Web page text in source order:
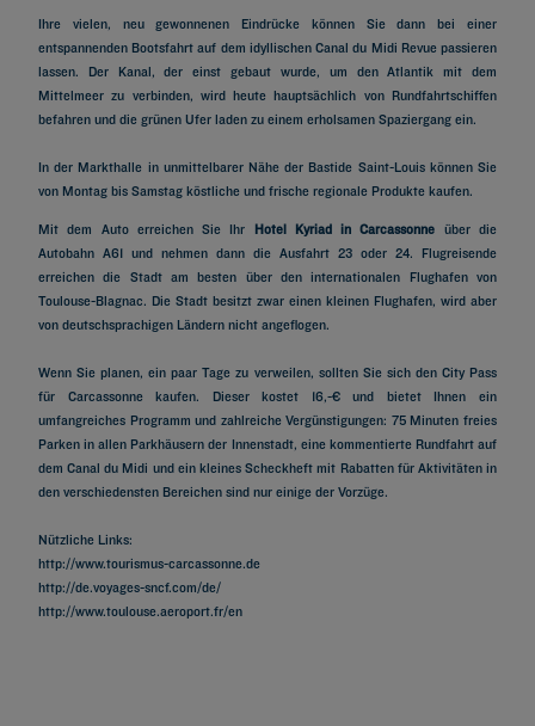
Ihre vielen, neu gewonnenen Eindrücke können Sie dann bei einer
entspannenden Bootsfahrt auf dem idyllischen Canal du Midi Revue passieren
lassen. Der Kanal, der einst gebaut wurde, um den Atlantik mit dem
Mittelmeer zu verbinden, wird heute hauptsächlich von Rundfahrtschiffen
befahren und die grünen Ufer laden zu einem erholsamen Spaziergang ein.
In der Markthalle in unmittelbarer Nähe der Bastide Saint-Louis können Sie
von Montag bis Samstag köstliche und frische regionale Produkte kaufen.
Mit dem Auto erreichen Sie Ihr Hotel Kyriad in Carcassonne über die
Autobahn A61 und nehmen dann die Ausfahrt 23 oder 24. Flugreisende
erreichen die Stadt am besten über den internationalen Flughafen von
Toulouse-Blagnac. Die Stadt besitzt zwar einen kleinen Flughafen, wird aber
von deutschsprachigen Ländern nicht angeflogen.
Wenn Sie planen, ein paar Tage zu verweilen, sollten Sie sich den City Pass
für Carcassonne kaufen. Dieser kostet 16,-€ und bietet Ihnen ein
umfangreiches Programm und zahlreiche Vergünstigungen: 75 Minuten freies
Parken in allen Parkhäusern der Innenstadt, eine kommentierte Rundfahrt auf
dem Canal du Midi und ein kleines Scheckheft mit Rabatten für Aktivitäten in
den verschiedensten Bereichen sind nur einige der Vorzüge.
Nützliche Links:
http://www.tourismus-carcassonne.de
http://de.voyages-sncf.com/de/
http://www.toulouse.aeroport.fr/en
Hotels in Paris
Hotels in Marseille